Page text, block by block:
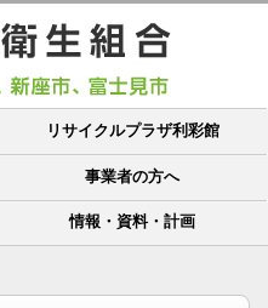
リサイクルプラザ利彩館
事業者の方へ
情報・資料・計画